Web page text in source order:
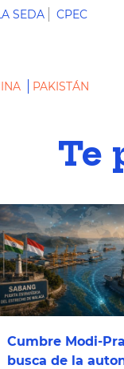
SEDA CPEC
PAKISTÁN
Te
Cumbre Modi-
busca de la